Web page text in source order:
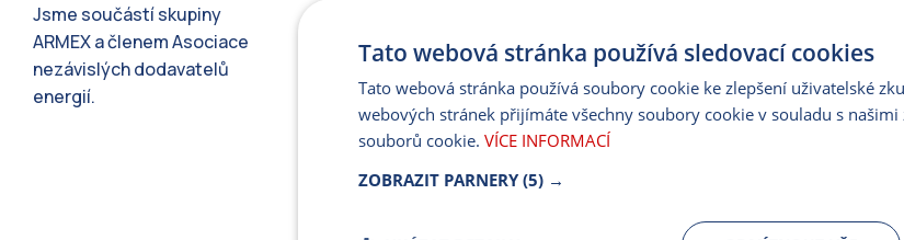
Jsme součástí skupiny
ARMEX a členem Asociace
nezávislých dodavatelů
energií.
ZÁRUKA
Tato webová stránka používá sledovací cookies
Tato webová stránka používá soubory cookie ke zlepšení uživatelské
webových stránek přijímáte všechny soubory cookie v souladu s
souborů cookie. VÍCE INFORMACÍ
ZOBRAZIT PARNERY (5) →